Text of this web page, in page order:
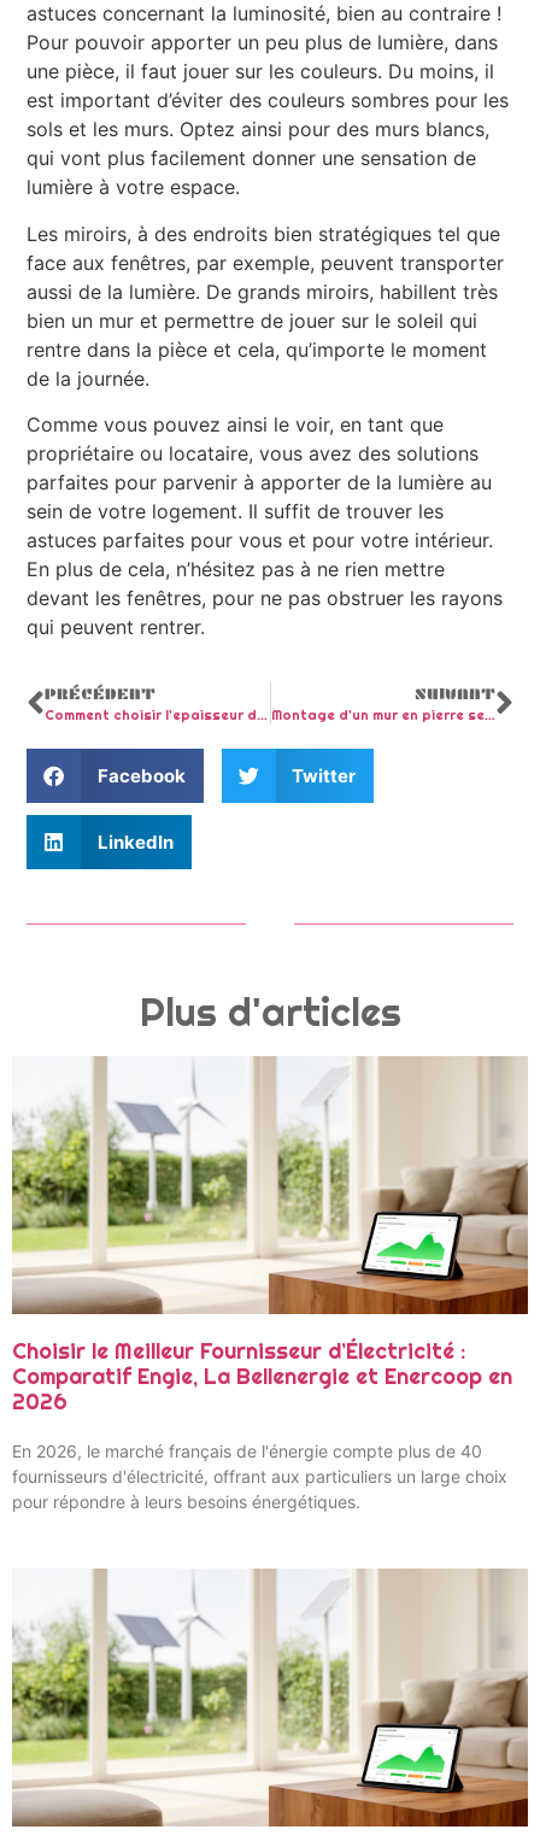
astuces concernant la luminosité, bien au contraire !
Pour pouvoir apporter un peu plus de lumière, dans
une pièce, il faut jouer sur les couleurs. Du moins, il
est important d’éviter des couleurs sombres pour les
sols et les murs. Optez ainsi pour des murs blancs,
qui vont plus facilement donner une sensation de
lumière à votre espace.
Les miroirs, à des endroits bien stratégiques tel que
face aux fenêtres, par exemple, peuvent transporter
aussi de la lumière. De grands miroirs, habillent très
bien un mur et permettre de jouer sur le soleil qui
rentre dans la pièce et cela, qu’importe le moment
de la journée.
Comme vous pouvez ainsi le voir, en tant que
propriétaire ou locataire, vous avez des solutions
parfaites pour parvenir à apporter de la lumière au
sein de votre logement. Il suffit de trouver les
astuces parfaites pour vous et pour votre intérieur.
En plus de cela, n’hésitez pas à ne rien mettre
devant les fenêtres, pour ne pas obstruer les rayons
qui peuvent rentrer.
PRÉCÉDENT
Comment choisir l’epaisseur d’un gravier pour une allee ?
SUIVANT
Montage d’un mur en pierre seche : Avantage et comment proceder ?
Facebook Twitter
LinkedIn
Plus d'articles
Choisir le Meilleur Fournisseur d’Électricité :
Comparatif Engie, La Bellenergie et Enercoop en
2026
En 2026, le marché français de l'énergie compte plus de 40
fournisseurs d'électricité, offrant aux particuliers un large choix
pour répondre à leurs besoins énergétiques.